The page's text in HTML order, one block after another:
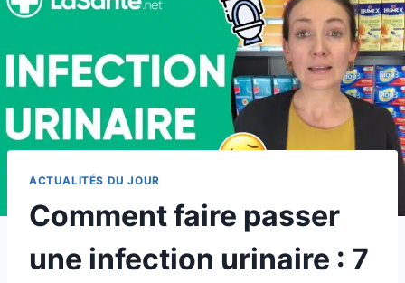
ACTUALITÉS DU JOUR
Comment faire passer
une infection urinaire : 7